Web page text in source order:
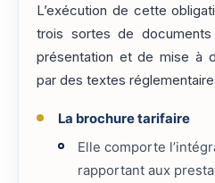
L’exécution de cette
trois sortes de
présentation et de mise à
par des textes
La brochure tarifaire
Elle comporte
rapportant aux